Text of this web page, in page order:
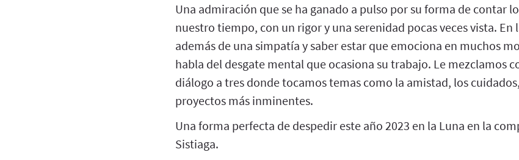
Una admiración que se ha ganado a pulso por su forma de contar
nuestro tiempo, con un rigor y una serenidad pocas veces vista. En
además de una simpatía y saber estar que emociona en muchos
habla del desgate mental que ocasiona su trabajo. Le mezclamos
diálogo a tres donde tocamos temas como la amistad, los
proyectos más inminentes.
Una forma perfecta de despedir este año 2023 en la Luna en la
Sistiaga.